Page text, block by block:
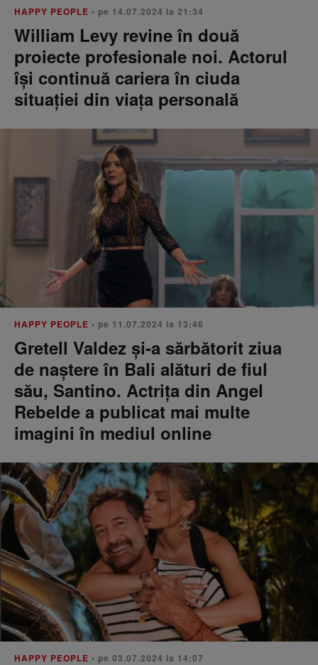
HAPPY PEOPLE • pe 14.07.2024 la 21:34
William Levy revine în două
proiecte profesionale noi. Actorul
își continuă cariera în ciuda
situației din viața personală
HAPPY PEOPLE • pe 11.07.2024 la 13:46
Gretell Valdez și-a sărbătorit ziua
de naștere în Bali alături de fiul
său, Santino. Actrița din Angel
Rebelde a publicat mai multe
imagini în mediul online
HAPPY PEOPLE • pe 03.07.2024 la 14:07